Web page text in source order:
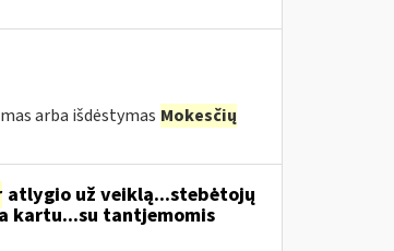
arba išdėstymas Mokesčių
atlygio už veiklą...stebėtojų
kartu...su tantjemomis